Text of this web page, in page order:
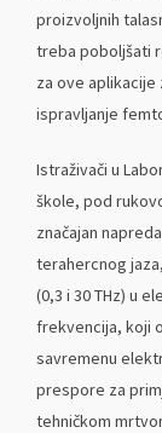
proizvoljnih
treba poboljšati
za ove
ispravljanje
Istraživači u
škole, pod
značajan
terahercnog
(0,3 i 30 THz) u
frekvencija, koji
savremenu
prespore za
tehničkom